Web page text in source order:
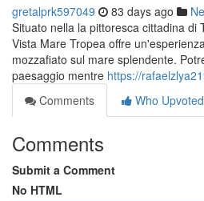
gretalprk597049 83 days ago
Situato nella la pittoresca cittadina di
Vista Mare Tropea offre
mozzafiato sul mare splendente.
paesaggio mentre https://
Comments
Who Upvoted
Comments
Submit a Comment
No HTML